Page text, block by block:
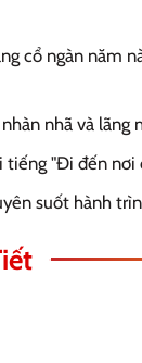
cổ ngàn năm
nhã và lãng
"Đi đến nơi
suốt hành